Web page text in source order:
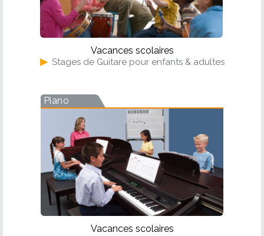
Vacances scolaires
▶ Stages de Guitare pour enfants & adultes
Piano
Vacances scolaires